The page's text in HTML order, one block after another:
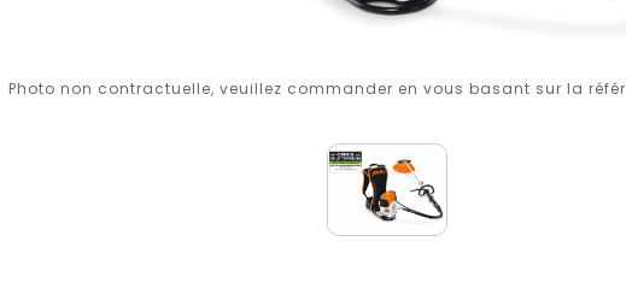
Photo non contractuelle, veuillez commander en vous basant sur la